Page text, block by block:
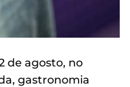
de agosto, no
gastronomia